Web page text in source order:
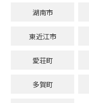
湖南市
東近江市
愛荘町
多賀町